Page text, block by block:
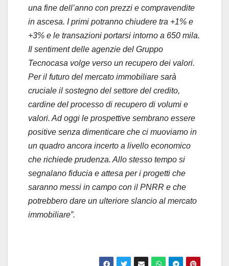
una fine dell’anno con prezzi e compravendite
in ascesa. I primi potranno chiudere tra +1% e
+3% e le transazioni portarsi intorno a 650 mila.
Il sentiment delle agenzie del Gruppo
Tecnocasa volge verso un recupero dei valori.
Per il futuro del mercato immobiliare sarà
cruciale il sostegno del settore del credito,
cardine del processo di recupero di volumi e
valori. Ad oggi le prospettive sembrano essere
positive senza dimenticare che ci muoviamo in
un quadro ancora incerto a livello economico
che richiede prudenza. Allo stesso tempo si
segnalano fiducia e attesa per i progetti che
saranno messi in campo con il PNRR e che
potrebbero dare un ulteriore slancio al mercato
immobiliare”.